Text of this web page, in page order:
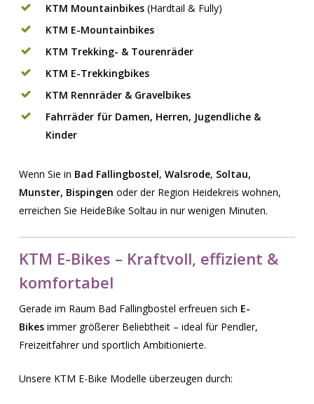
KTM Mountainbikes (Hardtail & Fully)
KTM E-Mountainbikes
KTM Trekking- & Tourenräder
KTM E-Trekkingbikes
KTM Rennräder & Gravelbikes
Fahrräder für Damen, Herren, Jugendliche &
Kinder
Wenn Sie in Bad Fallingbostel,Walsrode, Soltau,
Munster, Bispingen oder der Region Heidekreis wohnen,
erreichen Sie HeideBike Soltau in nur wenigen Minuten.
KTM E-Bikes – Kraftvoll, effizient &
komfortabel
Gerade im Raum Bad Fallingbostel erfreuen sich E-
Bikes immer größerer Beliebtheit – ideal für Pendler,
Freizeitfahrer und sportlich Ambitionierte.
Unsere KTM E-Bike Modelle überzeugen durch: